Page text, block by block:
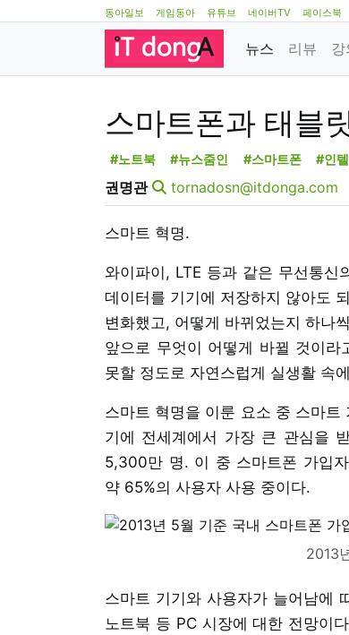
동아일보 게임동아 유튜브 네이버TV 페이스북
뉴스 리뷰 강
스마트폰과 태블
#노트북 #뉴스줌인 #스마트폰 #인
권명관 tornadosn@itdonga.com
스마트 혁명.
와이파이, LTE 등과 같은 무선통
데이터를 기기에 저장하지 않아도
변화했고, 어떻게 바뀌었는지 하나
앞으로 무엇이 어떻게 바뀔 것이
못할 정도로 자연스럽게 실생활 속
스마트 혁명을 이룬 요소 중 스마
기에 전세계에서 가장 큰 관심을
5,300만 명. 이 중 스마트폰 가입
약 65%의 사용자 사용 중이다.
2013
스마트 기기와 사용자가 늘어남에
노트북 등 PC 시장에 대한 전망이